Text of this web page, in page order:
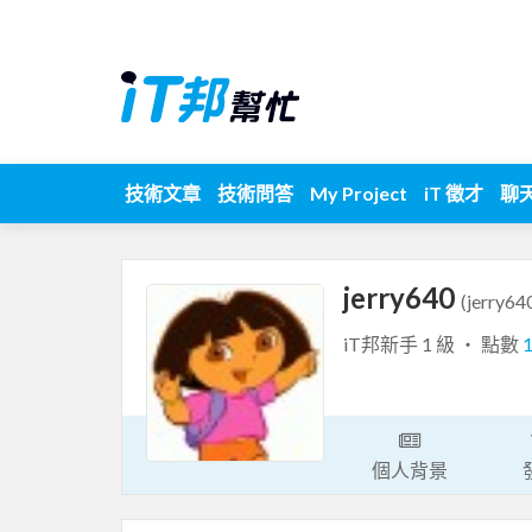
技術文章 技術問答 My Project iT 徵才 聊
jerry640
iT邦新手 1 級 ‧ 點數
個人背景